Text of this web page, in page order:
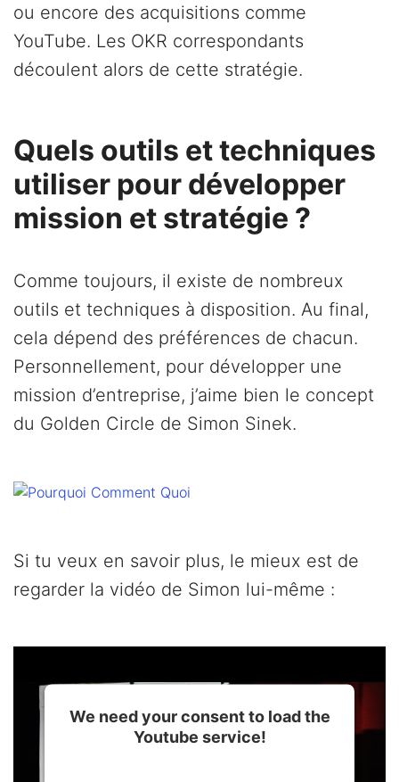
ou encore des acquisitions comme
YouTube. Les OKR correspondants
découlent alors de cette stratégie.
Quels outils et techniques
utiliser pour développer
mission et stratégie ?
Comme toujours, il existe de nombreux
outils et techniques à disposition. Au final,
cela dépend des préférences de chacun.
Personnellement, pour développer une
mission d’entreprise, j’aime bien le concept
du Golden Circle de Simon Sinek.
Si tu veux en savoir plus, le mieux est de
regarder la vidéo de Simon lui-même :
We need your consent to load the
Youtube service!